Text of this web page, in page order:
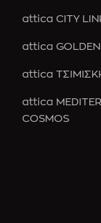
attica CITY
attica
attica
attica
COSMOS